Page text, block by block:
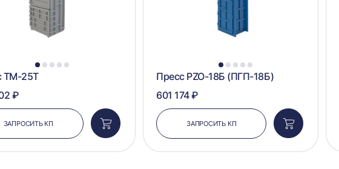
1 2 3 4 5
ТМ-25Т
₽
ЗАПРОСИТЬ КП
Добавить
в
корзину
1 2 3 4 5
Пресс PZO-18Б (ПГП-18Б)
601 174 ₽
ЗАПРОСИТЬ КП
Добавить
в
корзину